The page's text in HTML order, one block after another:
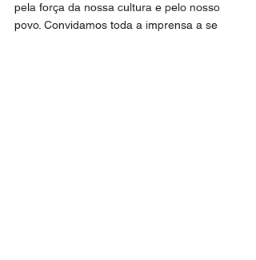
pela força da nossa cultura e pelo nosso
povo. Convidamos toda a imprensa a se